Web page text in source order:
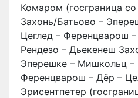
Комаром (госграница
Захонь/Батьово –
Цеглед – Ференцварош
Рендезо – Дьекенеш
Эперешке – Мишкольц –
Ференцварош – Дёр –
Эрисентпетер